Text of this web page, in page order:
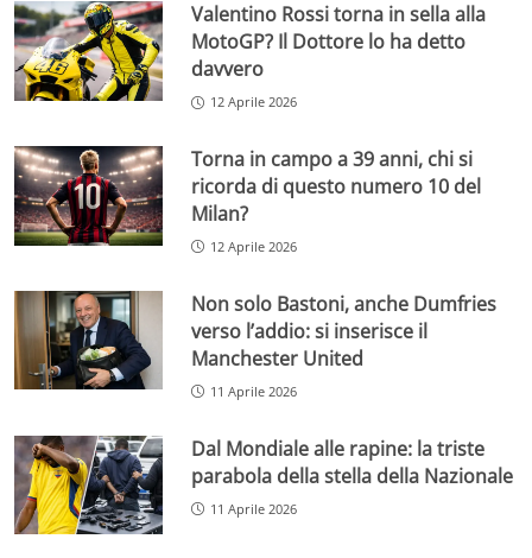
Valentino Rossi torna in sella alla
MotoGP? Il Dottore lo ha detto
davvero
12 Aprile 2026
Torna in campo a 39 anni, chi si
ricorda di questo numero 10 del
Milan?
12 Aprile 2026
Non solo Bastoni, anche Dumfries
verso l’addio: si inserisce il
Manchester United
11 Aprile 2026
Dal Mondiale alle rapine: la triste
parabola della stella della Nazionale
11 Aprile 2026